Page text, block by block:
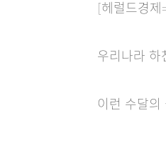
[헤럴드경제
우리나라 하
이런 수달의